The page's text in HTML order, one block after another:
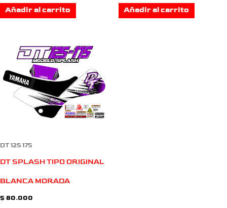
Añadir al carrito Añadir al carrito
DT 125 175
DT SPLASH TIPO ORIGINAL
BLANCA MORADA
$ 80.000